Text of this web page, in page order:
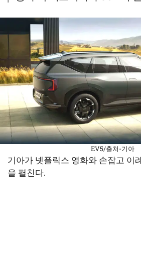
EV5/출처-기아
기아가 넷플릭스 영화와 손잡고 이
을 펼친다.